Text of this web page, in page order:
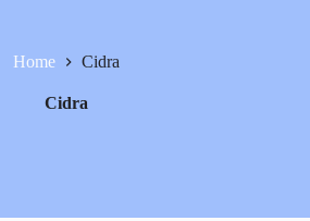
Home Cidra
Cidra